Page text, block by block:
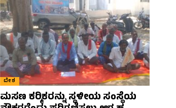
ದೇಶ
ಮಸಣ ಕರ‍್ಮಿಕರನ್ನು ಸ್ಥಳೀಯ ಸಂಸ್ಥೆಯ